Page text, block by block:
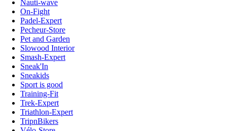
Nauti-wave
On-Fight
Padel-Expert
Pecheur-Store
Pet and Garden
Slowood Interior
Smash-Expert
Sneak'In
Sneakids
Sport is good
Training-Fit
Trek-Expert
Triathlon-Expert
TripnBikers